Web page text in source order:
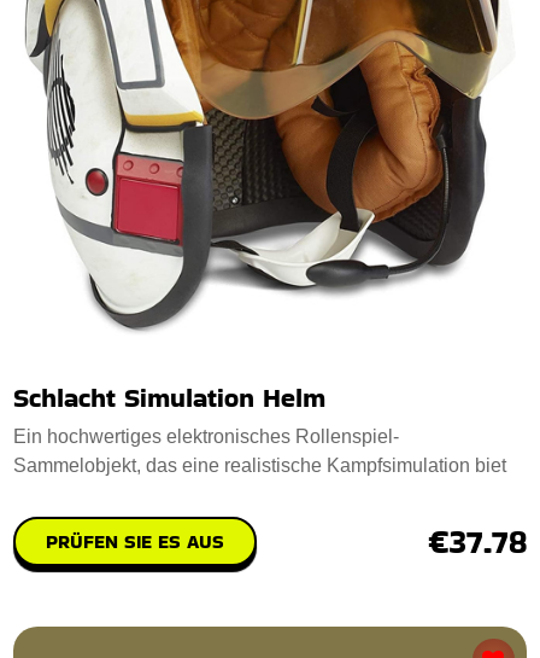
Schlacht Simulation Helm
Ein hochwertiges elektronisches Rollenspiel-
Sammelobjekt, das eine realistische Kampfsimulation biet
PRÜFEN SIE ES AUS €37.78